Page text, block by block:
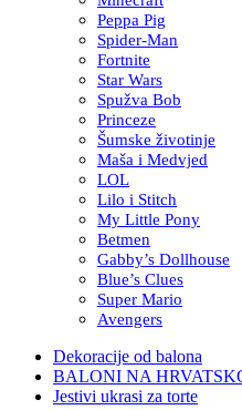
Peppa Pig
Spider-Man
Fortnite
Star Wars
Spužva Bob
Princeze
Šumske životinje
Maša i Medvjed
LOL
Lilo i Stitch
My Little Pony
Betmen
Gabby’s Dollhouse
Blue’s Clues
Super Mario
Avengers
Dekoracije od balona
BALONI NA
Jestivi ukrasi za torte